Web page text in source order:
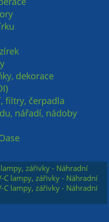
dekorace
filtry, čerpadla
nářadí, nádoby
lampy, zářivky - Náhradní
C lampy, zářivky - Náhradní
C lampy, zářivky - Náhradní